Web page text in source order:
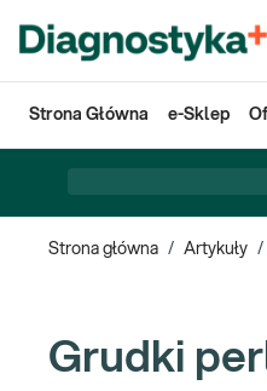
Strona Główna e-Sklep
Strona główna / Artykuły /
Grudki